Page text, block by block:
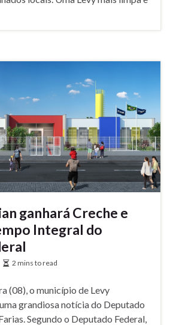
ganhará Creche e
Integral do
2 mins to read
(08), o município de Levy
grandiosa notícia do Deputado
Segundo o Deputado Federal,